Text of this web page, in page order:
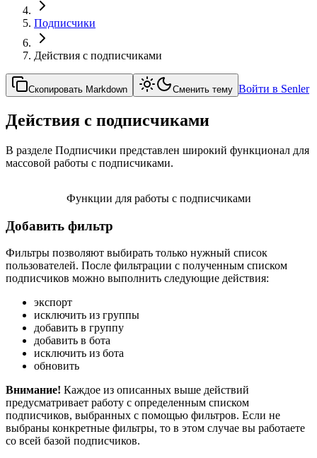
Подписчики
Действия с подписчиками
Скопировать Markdown Сменить тему Войти в Senler
Действия с подписчиками
В разделе Подписчики представлен широкий функционал для
массовой работы с подписчиками.
Функции для работы с подписчиками
Добавить фильтр
Фильтры позволяют выбирать только нужный список
пользователей. После фильтрации с полученным списком
подписчиков можно выполнить следующие действия:
экспорт
исключить из группы
добавить в группу
добавить в бота
исключить из бота
обновить
Внимание! Каждое из описанных выше действий
предусматривает работу с определенным списком
подписчиков, выбранных с помощью фильтров. Если не
выбраны конкретные фильтры, то в этом случае вы работаете
со всей базой подписчиков.